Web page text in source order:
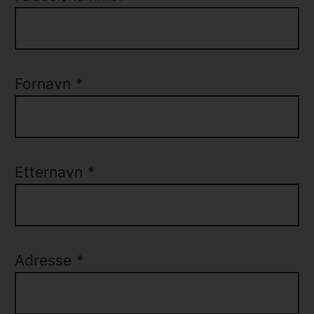
Fornavn *
Etternavn *
Adresse *